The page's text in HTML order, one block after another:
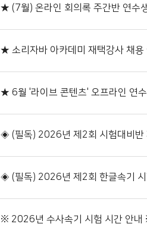
★ (7월) 온라인 회의록 주간반 연수
★ 소리자바 아카데미 재택강사 채
★ 6월 '라이브 콘텐츠' 오프라인 연
◈ (필독) 2026년 제2회 시험대비반
◈ (필독) 2026년 제2회 한글속기
※ 2026년 수사속기 시험 시간 안